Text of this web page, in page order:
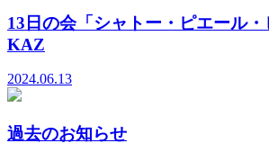
13日の会「シャトー・ピエール
KAZ
2024.06.13
過去のお知らせ